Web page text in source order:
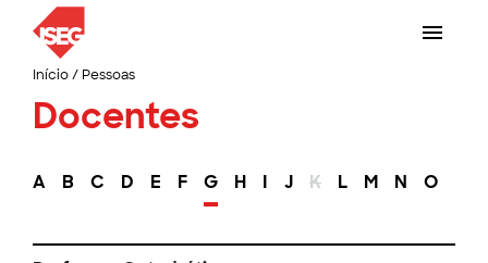
Início/ Pessoas
Docentes
A B C D E F G H I J K L M N O